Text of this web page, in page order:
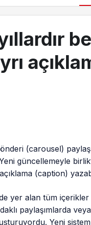
(carousel)
güncellemeyle
(caption)
yer alan tüm içerikler
paylaşımlarda
Yeni